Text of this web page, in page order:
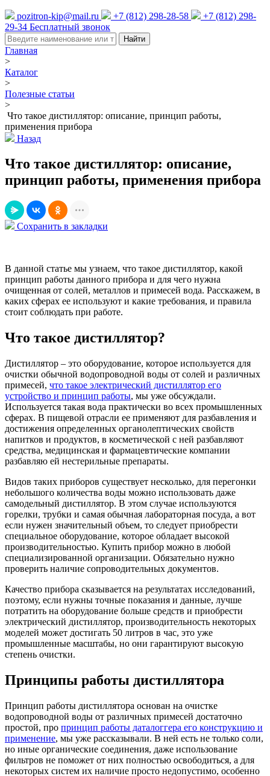
pozitron-kip@mail.ru +7 (812) 298-28-58
+7 (812) 298-
29-34 Бесплатный звонок
Найти
Главная
>
Каталог
>
Полезные статьи
>
Что такое дистиллятор: описание, принцип работы,
применения прибора
Назад
Что такое дистиллятор: описание,
принцип работы, применения прибора
Сохранить в закладки
В данной статье мы узнаем, что такое дистиллятор, какой
принцип работы данного прибора и для чего нужна
очищенная от солей, металлов и примесей вода. Расскажем, в
каких сферах ее используют и какие требования, и правила
стоит соблюдать при работе.
Что такое дистиллятор?
Дистиллятор – это оборудование, которое используется для
очистки обычной водопроводной воды от солей и различных
примесей, что такое электрический дистиллятор его
устройство и принцип работы, мы уже обсуждали.
Используется такая вода практически во всех промышленных
сферах. В пищевой отрасли ее применяют для разбавления и
достижения определенных органолептических свойств
напитков и продуктов, в косметической с ней разбавляют
средства, медицинская и фармацевтические компании
разбавляю ей нестерильные препараты.
Видов таких приборов существует несколько, для перегонки
небольшого количества воды можно использовать даже
самодельный дистиллятор. В этом случае используются
горелки, трубки и самая обычная лабораторная посуда, а вот
если нужен значительный объем, то следует приобрести
специальное оборудование, которое обладает высокой
производительностью. Купить прибор можно в любой
специализированной организации. Обязательно нужно
проверить наличие сопроводительных документов.
Качество прибора сказывается на результатах исследований,
поэтому, если нужны точные показания и данные, лучше
потратить на оборудование больше средств и приобрести
электрический дистиллятор, производительность некоторых
моделей может достигать 50 литров в час, это уже
промышленные масштабы, но они гарантируют высокую
степень очистки.
Принципы работы дистиллятора
Принцип работы дистиллятора основан на очистке
водопроводной воды от различных примесей достаточно
простой, про принцип работы даталоггера его конструкцию и
применение, мы уже рассказывали. В ней есть не только соли,
но иные органические соединения, даже использование
фильтров не поможет от них полностью освободиться, а для
некоторых систем их наличие просто недопустимо, особенно